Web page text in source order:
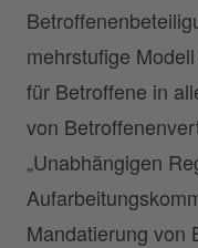
mehrstufige
für Betroffene in
von
„Unabhängigen
Mandatierung von